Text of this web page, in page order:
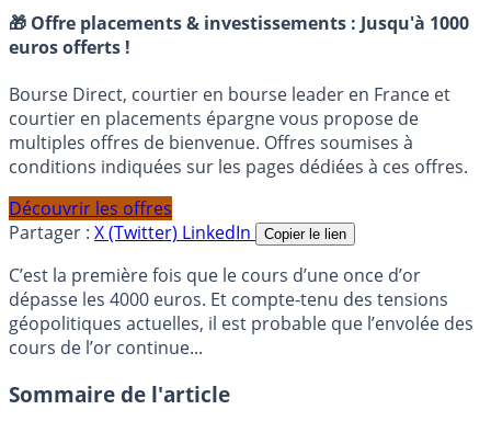
🎁 Offre placements & investissements : Jusqu'à 1000
euros offerts !
Bourse Direct, courtier en bourse leader en France et
courtier en placements épargne vous propose de
multiples offres de bienvenue. Offres soumises à
conditions indiquées sur les pages dédiées à ces offres.
Découvrir les offres
Partager : X (Twitter) LinkedIn Copier le lien
C’est la première fois que le cours d’une once d’or
dépasse les 4000 euros. Et compte-tenu des tensions
géopolitiques actuelles, il est probable que l’envolée des
cours de l’or continue...
Sommaire de l'article